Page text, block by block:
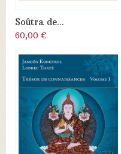
Soûtra de...
60,00 €